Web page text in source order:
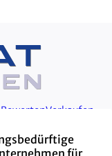
BewertenVerkaufen